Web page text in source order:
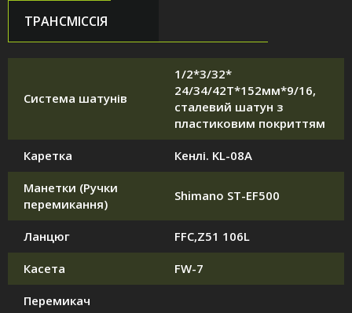
ТРАНСМІССІЯ
Система шатунів
1/2*3/32*
24/34/42T*152мм*9/16,
сталевий шатун з
пластиковим покриттям
Каретка Кенлі. KL-08A
Манетки (Ручки
перемикання)
Shimano ST-EF500
Ланцюг FFC,Z51 106L
Касета FW-7
Перемикач